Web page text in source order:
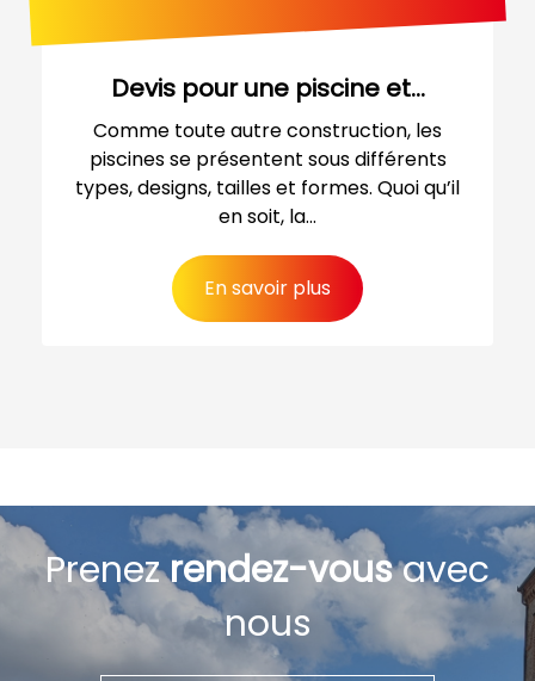
Devis pour une piscine et...
Comme toute autre construction, les
piscines se présentent sous différents
types, designs, tailles et formes. Quoi qu’il
en soit, la...
En savoir plus
Prenezrendez-vousavec
nous